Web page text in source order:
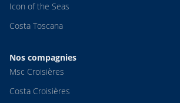
Icon of the Seas
Costa Toscana
Nos compagnies
Msc Croisières
Costa Croisières